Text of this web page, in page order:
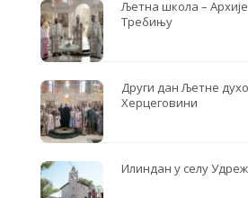
Љетна школа –
Требињу
Други дан Љетне
Херцеговини
Илиндан у селу